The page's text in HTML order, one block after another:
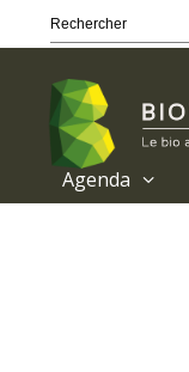
Agenda